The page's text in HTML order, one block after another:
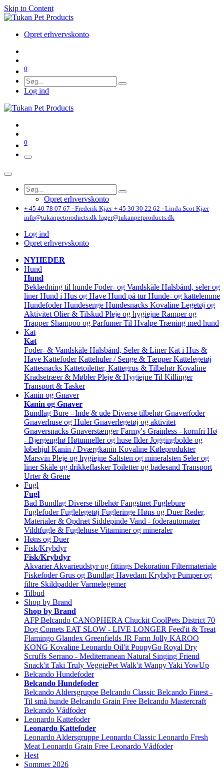
Skip to Content
Opret erhvervskonto
0
Log ind
0
Opret erhvervskonto
+ 45 40 78 07 67 - Frederik Kjær + 45 30 30 22 62 - Linda Scot Kjær
info@tukanpetproducts.dk lager@tukanpetproducts.dk
Log ind
Opret erhvervskonto
NYHEDER
Hund
Hund
Beklædning til hunde Foder- og Vandskåle Halsbånd, seler og
liner Hund i Hus og Have Hund på tur Hunde- og kattelemme
Hundefoder Hundesenge Hundesnacks Kovaline Legetøj og
Aktivitet Olier & Tilskud Pleje og hygiejne Ramper og
Trapper Shampoo og Parfumer Til Hvalpe Træning med hund
Kat
Kat
Foder- & Vandskåle Halsbånd, Seler & Liner Kat i Hus &
Have Kattefoder Kattehuler / Senge & Tæpper Kattelegetøj
Kattesnacks Kattetoiletter, Kattegrus & Tilbehør Kovaline
Kradsetræer & Møbler Pleje & Hygiejne Til Killinger
Transport & Tasker
Kanin og Gnaver
Kanin og Gnaver
Bundlag Bure - Inde & ude Diverse tilbehør Gnaverfoder
Gnaverhuse og Huler Gnaverlegetøj og aktivitet
Gnaversnacks Gnaverstænger Farmy's Grainless - kornfri Hø
- Bjergenghø Høtunneller og huse Ilder Joggingbolde og
løbehjul Kanin / Dværgkanin Kovaline Køleprodukter
Marsvin Pleje og hygiejne Saltsten og mineralsten Seler og
liner Skåle og drikkeflasker Toiletter og badesand Transport
Urter & Grene
Fugl
Fugl
Bad Bundlag Diverse tilbehør Fangstnet Fuglebure
Fuglefoder Fuglelegetøj Fugleringe Høns og Duer Reder,
Materialer & Opdræt Siddepinde Vand - foderautomater
Vildtfugle & Fuglehuse Vitaminer og mineraler
Høns og Duer
Fisk/Krybdyr
Fisk/Krybdyr
Akvarier Akvarieudstyr og fittings Dekoration Filtermateriale
Fiskefoder Grus og Bundlag Havedam Krybdyr Pumper og
filtre Skildpadder Varmelegemer
Tilbud
Shop by Brand
Shop by Brand
AFP Belcando CANOPHERA Chuckit CoolPets District 70
Dog Comets EAT SLOW - LIVE LONGER Feed'it & Treat
Flamingo Glandex Greenfields JR Farm Jolly KAROO
KONG Kovaline Leonardo Oil'it PoopyGo Royal Dry
Scruffs Serrano - Mediterranean Natural Singing Friend
Snack'it Taki Truly VeggiePet Walk'it WanpyYaki YowUp
Belcando Hundefoder
Belcando Hundefoder
Belcando Aldersgruppe Belcando Classic Belcando Finest -
Til små hunde Belcando Grain Free Belcando Mastercraft
Belcando Vådfoder
Leonardo Kattefoder
Leonardo Kattefoder
Leonardo Aldersgruppe Leonardo Classic Leonardo Fresh
Meat Leonardo Grain Free Leonardo Vådfoder
Hest
Sommer 2026